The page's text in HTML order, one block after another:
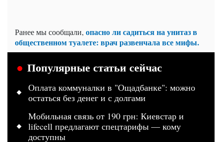
Ранее мы сообщали, опасно ли садиться на унитаз в
общественном туалете: врач развенчала все мифы.
Популярные статьи сейчас
Оплата коммуналки в "Ощадбанке": можно
остаться без денег и с долгами
Мобильная связь от 190 грн: Киевстар и
lifecell предлагают спецтарифы — кому
доступны